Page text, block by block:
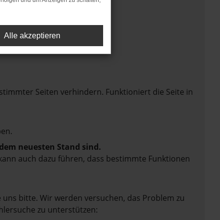
Seiten verhindern. Funktioniert die Seite in
neuesten Stand sind.
auch dazu führen, dass bestimmte Funktionen
bitte. Wir werden versuchen, das Problem zu
zu unterstützen:
Alle akzeptieren